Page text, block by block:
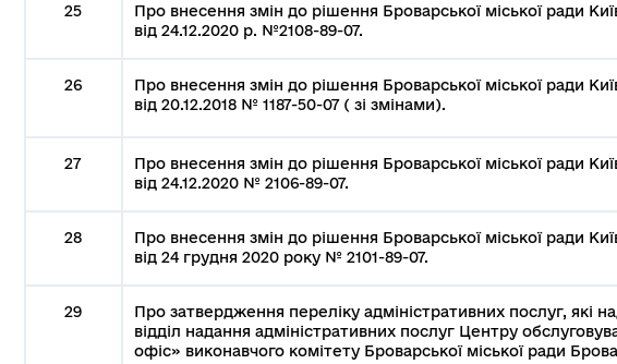
25
Про внесення змін до рішення Броварської міської ради
від 24.12.2020 р. №2108-89-07.
26
Про внесення змін до рішення Броварської міської ради
від 20.12.2018 № 1187-50-07 ( зі змінами).
27
Про внесення змін до рішення Броварської міської ради
від 24.12.2020 № 2106-89-07.
28
Про внесення змін до рішення Броварської міської ради
від 24 грудня 2020 року № 2101-89-07.
29
Про затвердження переліку адміністративних послуг, які
відділ надання адміністративних послуг Центру
офіс» виконавчого комітету Броварської міської ради